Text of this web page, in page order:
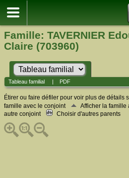
Famille: TAVERNIER
Claire (703960)
Tableau familial PDF
Étirer ou faire défiler pour voir plus de détails
famille avec le conjoint
Afficher la famille
autre conjoint
Choisir d'autres parents